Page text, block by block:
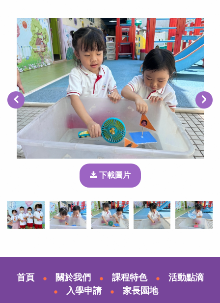
下載圖片
‹ ›
首頁 關於我們 課程特色
活動點滴
入學申請
家長園地